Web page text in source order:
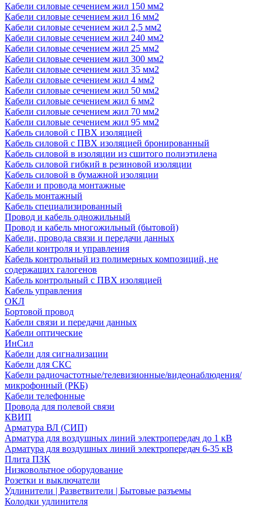
Кабели силовые сечением жил 150 мм2
Кабели силовые сечением жил 16 мм2
Кабели силовые сечением жил 2,5 мм2
Кабели силовые сечением жил 240 мм2
Кабели силовые сечением жил 25 мм2
Кабели силовые сечением жил 300 мм2
Кабели силовые сечением жил 35 мм2
Кабели силовые сечением жил 4 мм2
Кабели силовые сечением жил 50 мм2
Кабели силовые сечением жил 6 мм2
Кабели силовые сечением жил 70 мм2
Кабели силовые сечением жил 95 мм2
Кабель силовой с ПВХ изоляцией
Кабель силовой с ПВХ изоляцией бронированный
Кабель силовой в изоляции из сшитого полиэтилена
Кабель силовой гибкий в резиновой изоляции
Кабель силовой в бумажной изоляции
Кабели и провода монтажные
Кабель монтажный
Кабель специализированный
Провод и кабель одножильный
Провод и кабель многожильный (бытовой)
Кабели, провода связи и передачи данных
Кабели контроля и управления
Кабель контрольный из полимерных композиций, не
содержащих галогенов
Кабель контрольный с ПВХ изоляцией
Кабель управления
ОКЛ
Бортовой провод
Кабели связи и передачи данных
Кабели оптические
ИнСил
Кабели для сигнализации
Кабели для СКС
Кабели радиочастотные/телевизионные/видеонаблюдения/
микрофонный (РКБ)
Кабели телефонные
Провода для полевой связи
КВИП
Арматура ВЛ (СИП)
Арматура для воздушных линий электропередач до 1 кВ
Арматура для воздушных линий электропередач 6-35 кВ
Плита ПЗК
Низковольтное оборудование
Розетки и выключатели
Удлинители | Разветвители | Бытовые разъемы
Колодки удлинителя